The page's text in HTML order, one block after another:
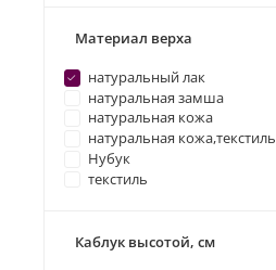
Материал верха
натуральный лак
натуральная замша
натуральная кожа
натуральная кожа,текстиль
Нубук
текстиль
Каблук высотой, см